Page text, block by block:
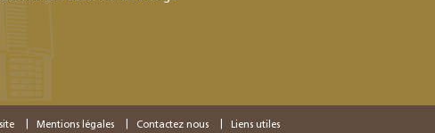
Mentions légales Contactez nous Liens utiles